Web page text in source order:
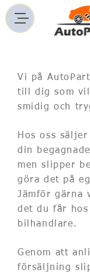
Vi på
till dig som
smidig och
Hos oss
din
men slipper
göra det på
Jämför gärna
det du får hos
bilhandlare.
Genom att
försäljning